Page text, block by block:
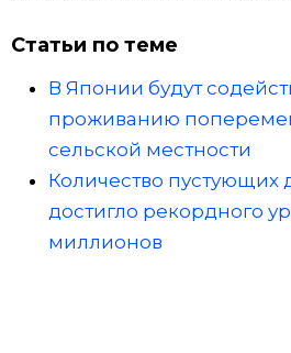
Статьи по теме
В Японии будут
проживанию
сельской местности
Количество пустующих
достигло рекордного
миллионов